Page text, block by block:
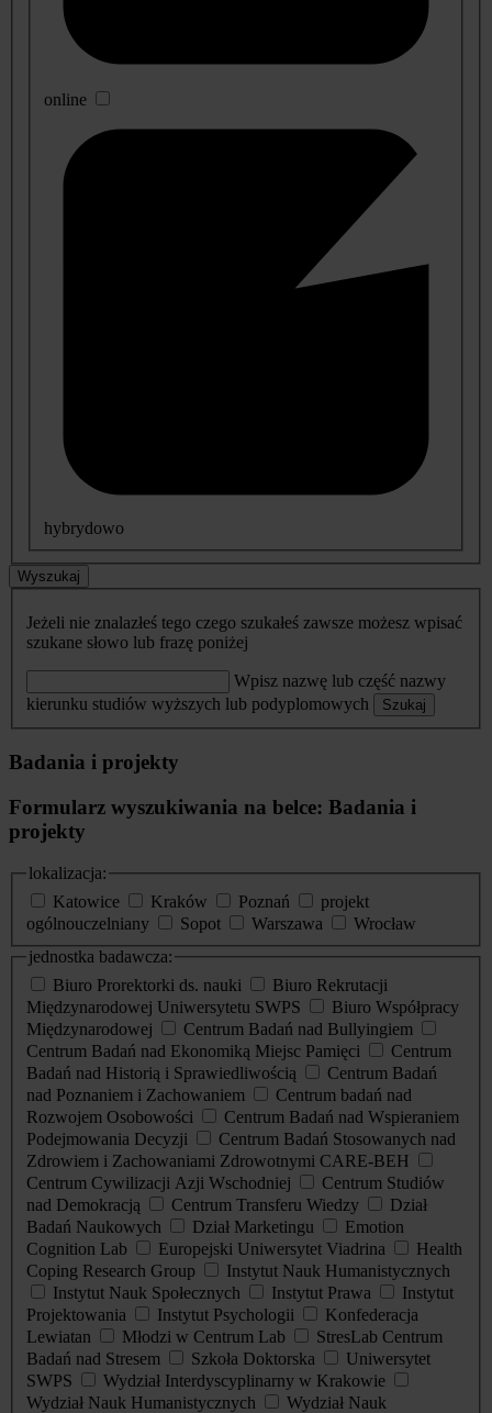
online
hybrydowo
Wyszukaj
Jeżeli nie znalazłeś tego czego szukałeś zawsze możesz wpisać
szukane słowo lub frazę poniżej
Wpisz nazwę lub część nazwy
kierunku studiów wyższych lub podyplomowych
Szukaj
Badania i projekty
Formularz wyszukiwania na belce: Badania i
projekty
lokalizacja:
Katowice
Kraków Poznań
projekt
ogólnouczelniany
Sopot Warszawa
Wrocław
jednostka badawcza:
Biuro Prorektorki ds. nauki
Biuro Rekrutacji
Międzynarodowej Uniwersytetu SWPS
Biuro Współpracy
Międzynarodowej
Centrum Badań nad Bullyingiem
Centrum Badań nad Ekonomiką Miejsc Pamięci
Centrum
Badań nad Historią i Sprawiedliwością
Centrum Badań
nad Poznaniem i Zachowaniem
Centrum badań nad
Rozwojem Osobowości
Centrum Badań nad Wspieraniem
Podejmowania Decyzji
Centrum Badań Stosowanych nad
Zdrowiem i Zachowaniami Zdrowotnymi CARE-BEH
Centrum Cywilizacji Azji Wschodniej
Centrum Studiów
nad Demokracją
Centrum Transferu Wiedzy
Dział
Badań Naukowych
Dział Marketingu
Emotion
Cognition Lab
Europejski Uniwersytet Viadrina
Health
Coping Research Group
Instytut Nauk Humanistycznych
Instytut Nauk Społecznych
Instytut Prawa
Instytut
Projektowania
Instytut Psychologii
Konfederacja
Lewiatan
Młodzi w Centrum Lab
StresLab Centrum
Badań nad Stresem
Szkoła Doktorska
Uniwersytet
SWPS
Wydział Interdyscyplinarny w Krakowie
Wydział Nauk Humanistycznych
Wydział Nauk